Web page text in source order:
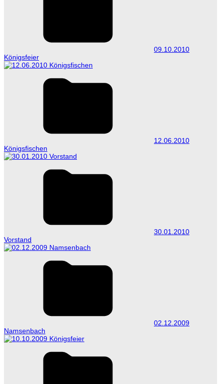
09.10.2010
Königsfeier
12.06.2010
Königsfischen
30.01.2010
Vorstand
02.12.2009
Namsenbach